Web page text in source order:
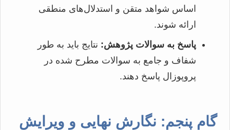
اساس شواهد متقن و استدلال‌های منطقی
ارائه شوند.
پاسخ به سوالات پژوهش: نتایج باید به طور
شفاف و جامع به سوالات مطرح شده در
پروپوزال پاسخ دهند.
گام پنجم: نگارش نهایی و ویرایش